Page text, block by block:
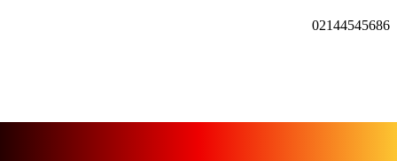
02144545686